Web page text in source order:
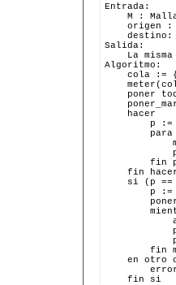
Entrada:
M :
origen :
destino:
Salida:
La misma
Algoritmo:
cola :=
poner
    hacer
p :=
para
fin
fin
si (p ==
p :=
fin
en otro
    fin si